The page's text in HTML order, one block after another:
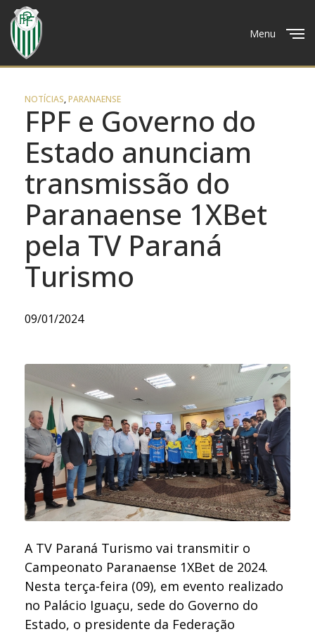
Menu
NOTÍCIAS,PARANAENSE
FPF e Governo do
Estado anunciam
transmissão do
Paranaense 1XBet
pela TV Paraná
Turismo
09/01/2024
A TV Paraná Turismo vai transmitir o
Campeonato Paranaense 1XBet de 2024.
Nesta terça-feira (09), em evento realizado
no Palácio Iguaçu, sede do Governo do
Estado, o presidente da Federação